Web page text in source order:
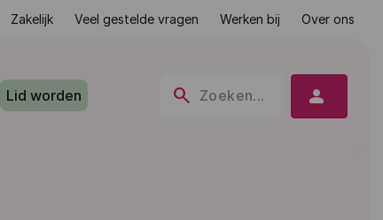
Zakelijk Veel gestelde vragen Werken bij Over ons
search Zoeken...
Lid worden person